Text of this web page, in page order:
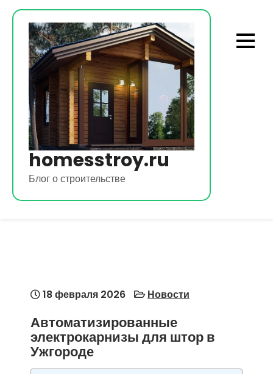
Перейти
содержимому
homesstroy.ru
Блог о строительстве
18 февраля 2026 Новости
Автоматизированные
электрокарнизы для штор в
Ужгороде